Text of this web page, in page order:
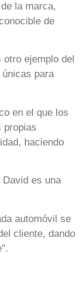
la marca,
de
ejemplo del
para
en el que los
propias
haciendo
David es una
automóvil se
cliente, dando